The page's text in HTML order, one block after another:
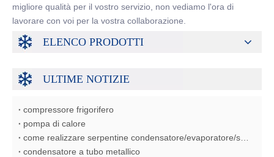
migliore qualità per il vostro servizio, non vediamo l'ora di
lavorare con voi per la vostra collaborazione.
ELENCO PRODOTTI
ULTIME NOTIZIE
compressore frigorifero
pompa di calore
condensatore a tubo metallico